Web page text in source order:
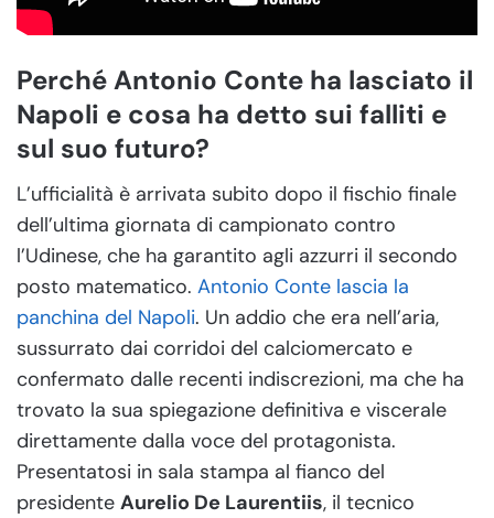
Perché Antonio Conte ha lasciato il
Napoli e cosa ha detto sui falliti e
sul suo futuro?
L’ufficialità è arrivata subito dopo il fischio finale
dell’ultima giornata di campionato contro
l’Udinese, che ha garantito agli azzurri il secondo
posto matematico. Antonio Conte lascia la
panchina del Napoli. Un addio che era nell’aria,
sussurrato dai corridoi del calciomercato e
confermato dalle recenti indiscrezioni, ma che ha
trovato la sua spiegazione definitiva e viscerale
direttamente dalla voce del protagonista.
Presentatosi in sala stampa al fianco del
presidente Aurelio De Laurentiis, il tecnico